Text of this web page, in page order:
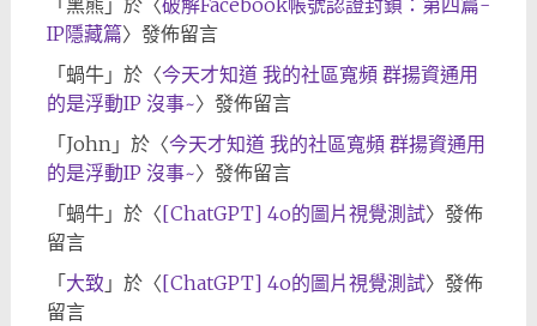
「 黑熊 」於〈破解Facebook帳號認證封鎖：第四篇-
IP隱藏篇〉發佈留言
「 蝸牛」於〈今天才知道 我的社區寬頻 群揚資通用
的是浮動IP 沒事~〉發佈留言
「 John」於〈今天才知道 我的社區寬頻 群揚資通用
的是浮動IP 沒事~〉發佈留言
「 蝸牛」於〈[ChatGPT] 4o的圖片視覺測試〉發佈
留言
「 大致 」於〈[ChatGPT] 4o的圖片視覺測試〉發佈
留言